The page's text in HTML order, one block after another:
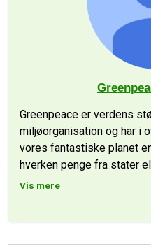
Greenpeace er verdens
miljøorganisation og har i
vores fantastiske planet
hverken penge fra stater
Vis mere